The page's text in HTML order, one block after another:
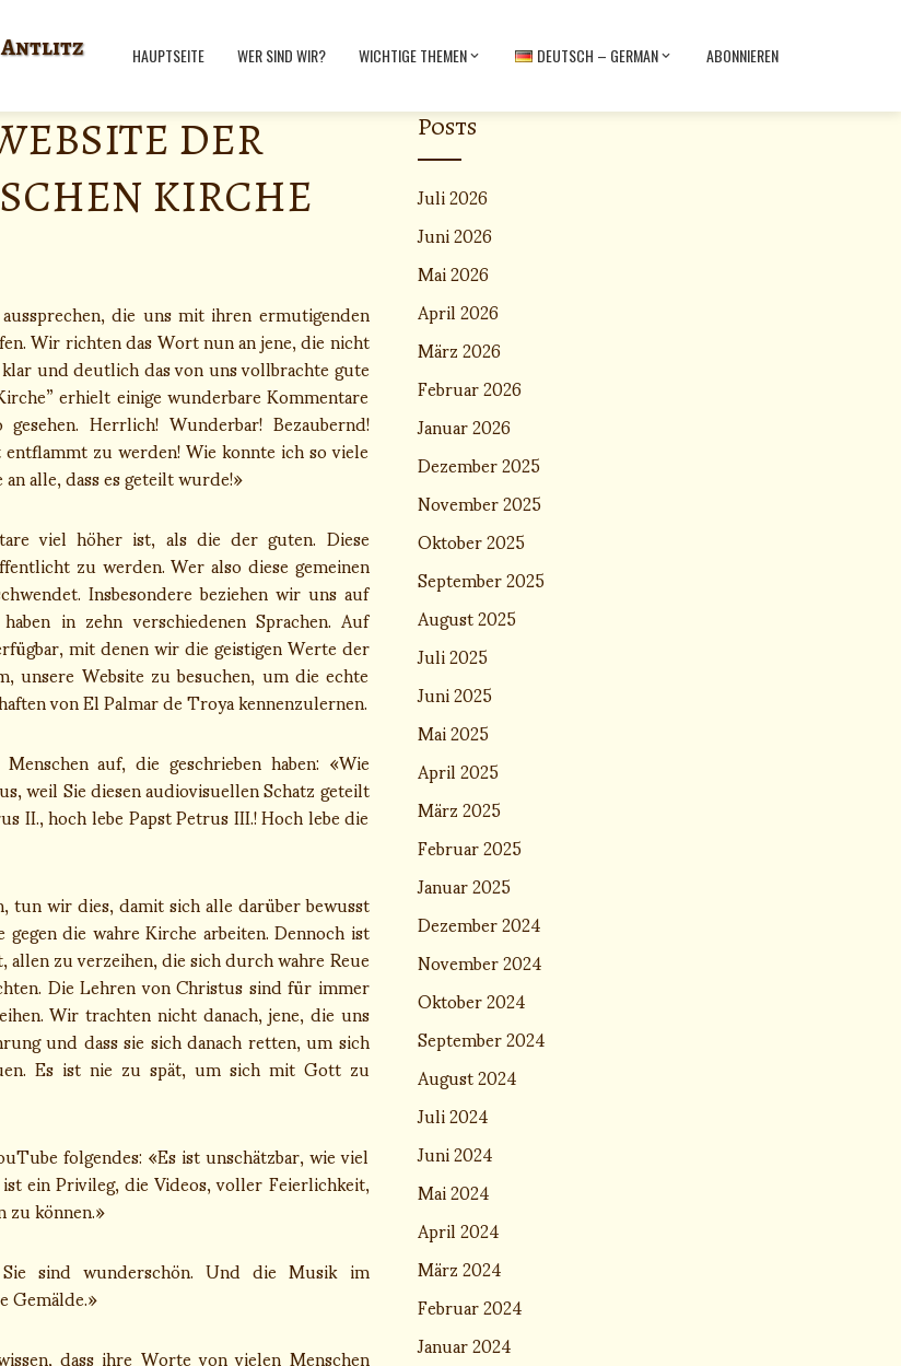
Antlitz HAUPTSEITE WER SIND WIR? WICHTIGE THEMEN DEUTSCH – GERMAN ABONNIEREN
DER
KIRCHE
die uns mit ihren ermutigenden
Wir richten das Wort nun an jene, die nicht
und deutlich das von uns vollbrachte gute
erhielt einige wunderbare Kommentare
Herrlich! Wunderbar! Bezaubernd!
zu werden! Wie konnte ich so viele
alle, dass es geteilt wurde!»
viel höher ist, als die der guten. Diese
zu werden. Wer also diese gemeinen
Insbesondere beziehen wir uns auf
in zehn verschiedenen Sprachen. Auf
mit denen wir die geistigen Werte der
unsere Website zu besuchen, um die echte
von El Palmar de Troya kennenzulernen.
auf, die geschrieben haben: «Wie
weil Sie diesen audiovisuellen Schatz geteilt
II., hoch lebe Papst Petrus III.! Hoch lebe die
wir dies, damit sich alle darüber bewusst
die wahre Kirche arbeiten. Dennoch ist
zu verzeihen, die sich durch wahre Reue
Die Lehren von Christus sind für immer
Wir trachten nicht danach, jene, die uns
und dass sie sich danach retten, um sich
Es ist nie zu spät, um sich mit Gott zu
folgendes: «Es ist unschätzbar, wie viel
ein Privileg, die Videos, voller Feierlichkeit,
können.»
sind wunderschön. Und die Musik im
Posts
Juli 2026
Juni 2026
Mai 2026
April 2026
März 2026
Februar 2026
Januar 2026
Dezember 2025
November 2025
Oktober 2025
September 2025
August 2025
Juli 2025
Juni 2025
Mai 2025
April 2025
März 2025
Februar 2025
Januar 2025
Dezember 2024
November 2024
Oktober 2024
September 2024
August 2024
Juli 2024
Juni 2024
Mai 2024
April 2024
März 2024
Februar 2024
Januar 2024